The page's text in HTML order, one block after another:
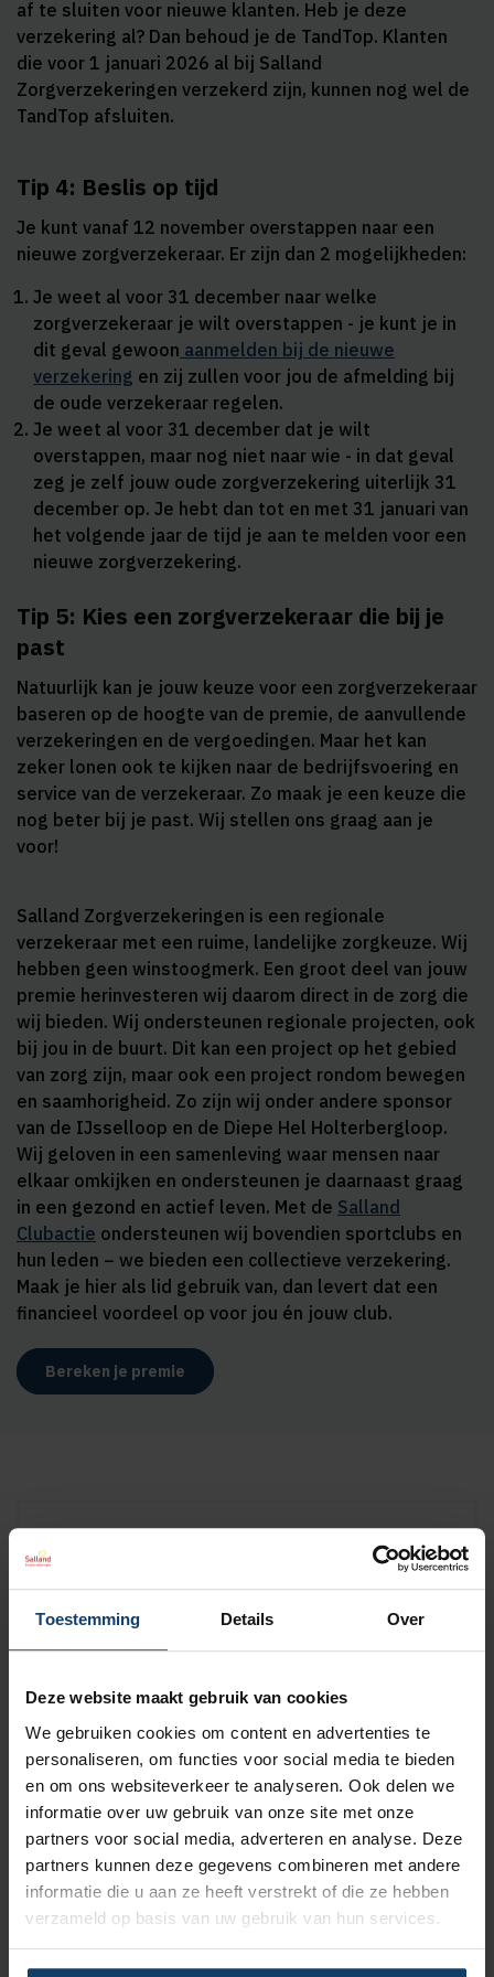
Toestemming Details Over
Deze website maakt gebruik van cookies
We gebruiken cookies om content en advertenties te
personaliseren, om functies voor social media te bieden
en om ons websiteverkeer te analyseren. Ook delen we
informatie over uw gebruik van onze site met onze
partners voor social media, adverteren en analyse. Deze
partners kunnen deze gegevens combineren met andere
informatie die u aan ze heeft verstrekt of die ze hebben
verzameld op basis van uw gebruik van hun services.
af te sluiten voor nieuwe klanten. Heb je deze
verzekering al? Dan behoud je de TandTop. Klanten
die voor 1 januari 2026 al bij Salland
Zorgverzekeringen verzekerd zijn, kunnen nog wel de
TandTop afsluiten.
Tip 4: Beslis op tijd
Je kunt vanaf 12 november overstappen naar een
nieuwe zorgverzekeraar. Er zijn dan 2 mogelijkheden:
Je weet al voor 31 december naar welke
zorgverzekeraar je wilt overstappen - je kunt je in
dit geval gewoon aanmelden bij de nieuwe
verzekering en zij zullen voor jou de afmelding bij
de oude verzekeraar regelen.
Je weet al voor 31 december dat je wilt
overstappen, maar nog niet naar wie - in dat geval
zeg je zelf jouw oude zorgverzekering uiterlijk 31
december op. Je hebt dan tot en met 31 januari van
het volgende jaar de tijd je aan te melden voor een
nieuwe zorgverzekering.
Tip 5: Kies een zorgverzekeraar die bij je
past
Natuurlijk kan je jouw keuze voor een zorgverzekeraar
baseren op de hoogte van de premie, de aanvullende
verzekeringen en de vergoedingen. Maar het kan
zeker lonen ook te kijken naar de bedrijfsvoering en
service van de verzekeraar. Zo maak je een keuze die
nog beter bij je past. Wij stellen ons graag aan je
voor!
Salland Zorgverzekeringen is een regionale
verzekeraar met een ruime, landelijke zorgkeuze. Wij
hebben geen winstoogmerk. Een groot deel van jouw
premie herinvesteren wij daarom direct in de zorg die
wij bieden. Wij ondersteunen regionale projecten, ook
bij jou in de buurt. Dit kan een project op het gebied
van zorg zijn, maar ook een project rondom bewegen
en saamhorigheid. Zo zijn wij onder andere sponsor
van de IJsselloop en de Diepe Hel Holterbergloop.
Wij geloven in een samenleving waar mensen naar
elkaar omkijken en ondersteunen je daarnaast graag
in een gezond en actief leven. Met de Salland
Clubactie ondersteunen wij bovendien sportclubs en
hun leden – we bieden een collectieve verzekering.
Maak je hier als lid gebruik van, dan levert dat een
financieel voordeel op voor jou én jouw club.
Bereken je premie
gezondheid en hebben 1 basispremie voor iedereen. De
meeste zorg uit de basisverzekering is op naturabasis.
contract hebben, kan je vrijwel altijd naar een zorgverlener
van jouw keuze.
Meer over de basisverzekering
4 aanvullende pakketten
bijvoorbeeld fysiotherapie of acupunctuur? Kies dan voor een
aanvullende zorgverzekering. Wij bieden maar liefst 4